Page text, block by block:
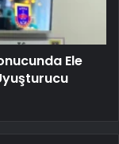
Ele